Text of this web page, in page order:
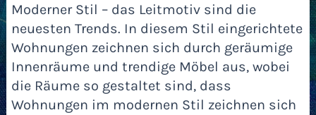
Moderner Stil – das Leitmotiv sind die
neuesten Trends. In diesem Stil eingerichtete
Wohnungen zeichnen sich durch geräumige
Innenräume und trendige Möbel aus, wobei
die Räume so gestaltet sind, dass
Wohnungen im modernen Stil zeichnen sich